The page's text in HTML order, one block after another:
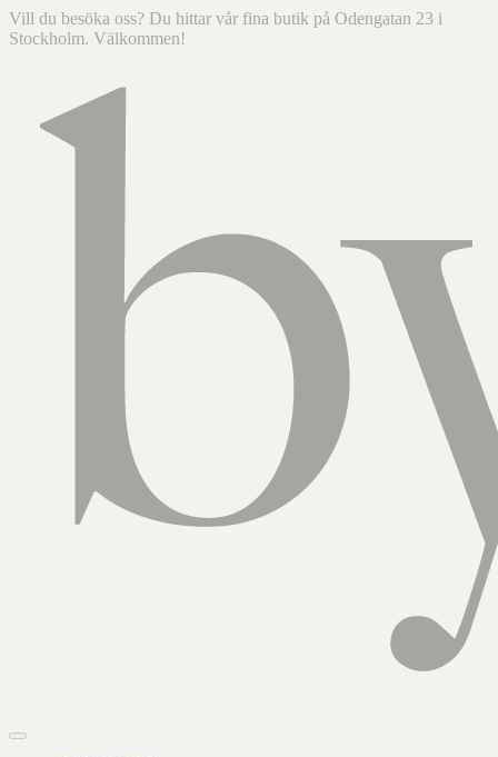
Vill du besöka oss? Du hittar vår fina butik på Odengatan 23 i
Stockholm. Välkommen!